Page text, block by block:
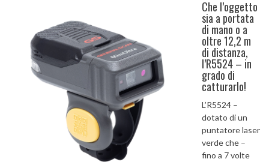
Che l’oggetto
sia a portata
di mano o a
oltre 12,2 m
di distanza,
l’R5524 – in
grado di
catturarlo!
L’R5524 –
dotato di un
puntatore laser
verde che –
fino a 7 volte